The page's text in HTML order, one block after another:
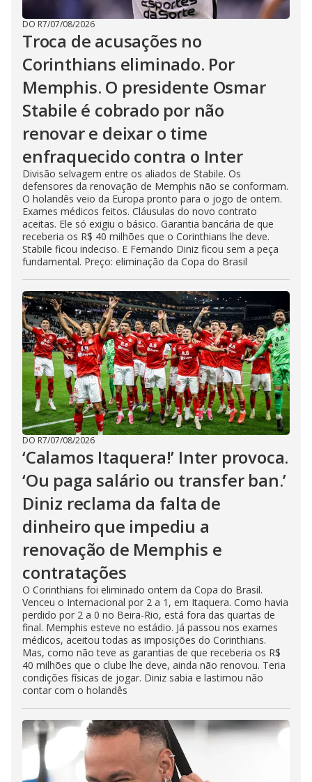
DO R7/07/08/2026
Troca de acusações no
Corinthians eliminado. Por
Memphis. O presidente Osmar
Stabile é cobrado por não
renovar e deixar o time
enfraquecido contra o Inter
Divisão selvagem entre os aliados de Stabile. Os
defensores da renovação de Memphis não se conformam.
O holandês veio da Europa pronto para o jogo de ontem.
Exames médicos feitos. Cláusulas do novo contrato
aceitas. Ele só exigiu o básico. Garantia bancária de que
receberia os R$ 40 milhões que o Corinthians lhe deve.
Stabile ficou indeciso. E Fernando Diniz ficou sem a peça
fundamental. Preço: eliminação da Copa do Brasil
DO R7/07/08/2026
‘Calamos Itaquera!’ Inter provoca.
‘Ou paga salário ou transfer ban.’
Diniz reclama da falta de
dinheiro que impediu a
renovação de Memphis e
contratações
O Corinthians foi eliminado ontem da Copa do Brasil.
Venceu o Internacional por 2 a 1, em Itaquera. Como havia
perdido por 2 a 0 no Beira-Rio, está fora das quartas de
final. Memphis esteve no estádio. Já passou nos exames
médicos, aceitou todas as imposições do Corinthians.
Mas, como não teve as garantias de que receberia os R$
40 milhões que o clube lhe deve, ainda não renovou. Teria
condições físicas de jogar. Diniz sabia e lastimou não
contar com o holandês